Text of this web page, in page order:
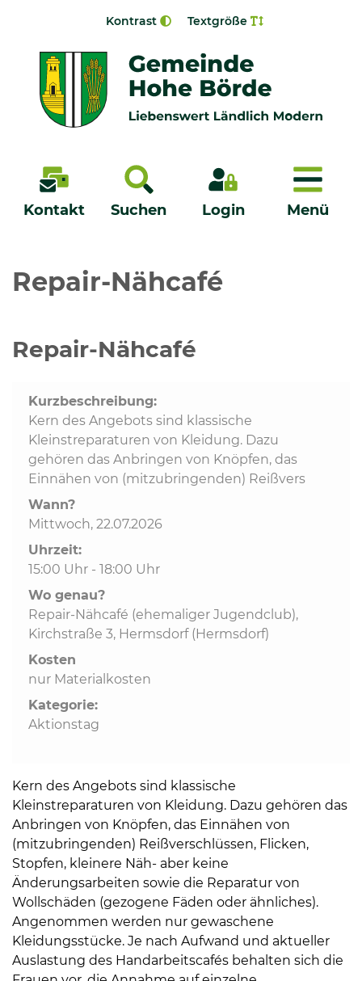
Kontrast Textgröße
Kontakt Suchen Login Menü
Menü
Neuigkeiten
Kommunalpolitik
Bildung und Soziales
Wirtschaft, Bauen, Verkehr
Tourismus, Freizeit, Dorfleben
Ehrenamt und Engagement
Repair-Nähcafé
Repair-Nähcafé
Kurzbeschreibung:
Kern des Angebots sind klassische
Kleinstreparaturen von Kleidung. Dazu
gehören das Anbringen von Knöpfen, das
Einnähen von (mitzubringenden) Reißvers
Wann?
Mittwoch, 22.07.2026
Uhrzeit:
15:00 Uhr - 18:00 Uhr
Wo genau?
Repair-Nähcafé (ehemaliger Jugendclub),
Kirchstraße 3, Hermsdorf (Hermsdorf)
Kosten
nur Materialkosten
Kategorie:
Aktionstag
Kern des Angebots sind klassische
Kleinstreparaturen von Kleidung. Dazu gehören das
Anbringen von Knöpfen, das Einnähen von
(mitzubringenden) Reißverschlüssen, Flicken,
Stopfen, kleinere Näh- aber keine
Änderungsarbeiten sowie die Reparatur von
Wollschäden (gezogene Fäden oder ähnliches).
Angenommen werden nur gewaschene
Kleidungsstücke. Je nach Aufwand und aktueller
Auslastung des Handarbeitscafés behalten sich die